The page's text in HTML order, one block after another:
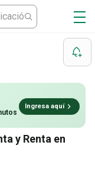
y Renta en
Ingresa aquí